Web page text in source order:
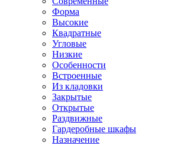
Форма
Высокие
Квадратные
Угловые
Низкие
Особенности
Встроенные
Из кладовки
Закрытые
Открытые
Раздвижные
Гардеробные шкафы
Назначение